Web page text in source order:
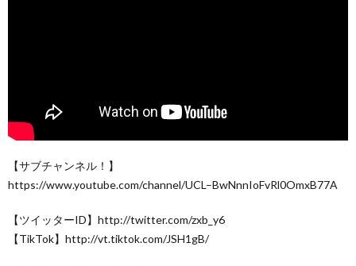
【サブチャンネル！】
https://www.youtube.com/channel/UCL–BwNnnIoFvRl0OmxB77A
【ツイッターID】http://twitter.com/zxb_y6
【TikTok】http://vt.tiktok.com/JSH1gB/